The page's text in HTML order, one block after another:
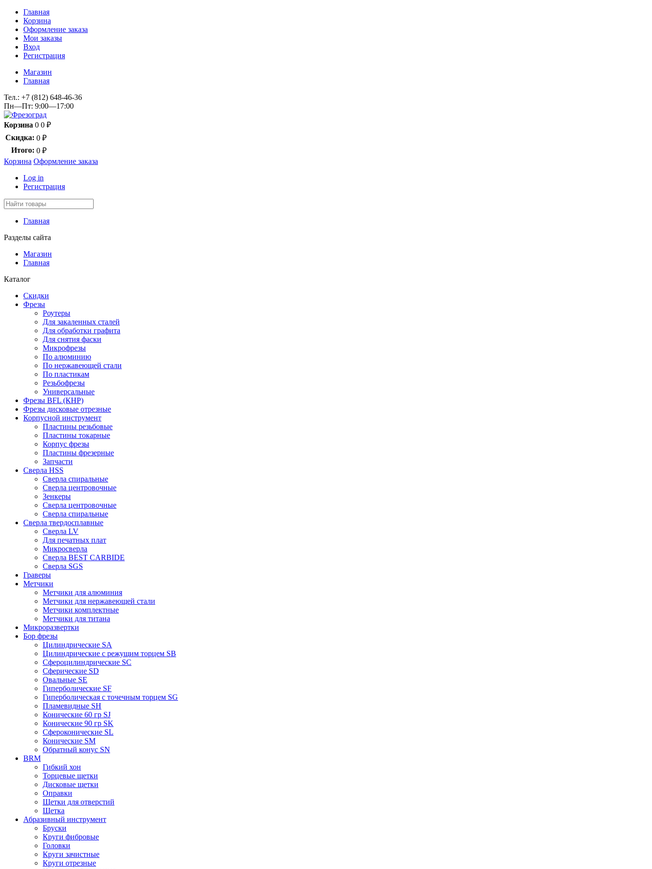
Главная
Корзина
Оформление заказа
Мои заказы
Вход
Регистрация
Магазин
Главная
Тел.: +7 (812) 648-46-36
Пн—Пт: 9:00—17:00
Корзина 0 0 ₽
Скидка: 0 ₽
Итого: 0 ₽
Корзина Оформление заказа
Log in
Регистрация
Главная
Разделы сайта
Магазин
Главная
Каталог
Скидки
Фрезы
Роутеры
Для закаленных сталей
Для обработки графита
Для снятия фаски
Микрофрезы
По алюминию
По нержавеющей стали
По пластикам
Резьбофрезы
Универсальные
Фрезы BFL (КНР)
Фрезы дисковые отрезные
Корпусной инструмент
Пластины резьбовые
Пластины токарные
Корпус фрезы
Пластины фрезерные
Запчасти
Сверла HSS
Сверла спиральные
Сверла центровочные
Зенкеры
Сверла центровочные
Сверла спиральные
Сверла твердосплавные
Сверла LV
Для печатных плат
Микросверла
Сверла BEST CARBIDE
Сверла SGS
Граверы
Метчики
Метчики для алюминия
Метчики для нержавеющей стали
Метчики комплектные
Метчики для титана
Микроразвертки
Бор фрезы
Цилиндрические SA
Цилиндрические с режущим торцем SB
Сфероцилиндрические SC
Сферические SD
Овальные SE
Гиперболические SF
Гиперболическая с точечным торцем SG
Пламевидные SH
Конические 60 гр SJ
Конические 90 гр SK
Сфероконические SL
Конические SM
Обратный конус SN
BRM
Гибкий хон
Торцевые щетки
Дисковые щетки
Оправки
Щетки для отверстий
Щетка
Абразивный инструмент
Бруски
Круги фибровые
Головки
Круги зачистные
Круги отрезные